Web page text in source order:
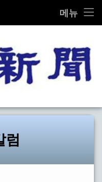
메뉴
양
럼